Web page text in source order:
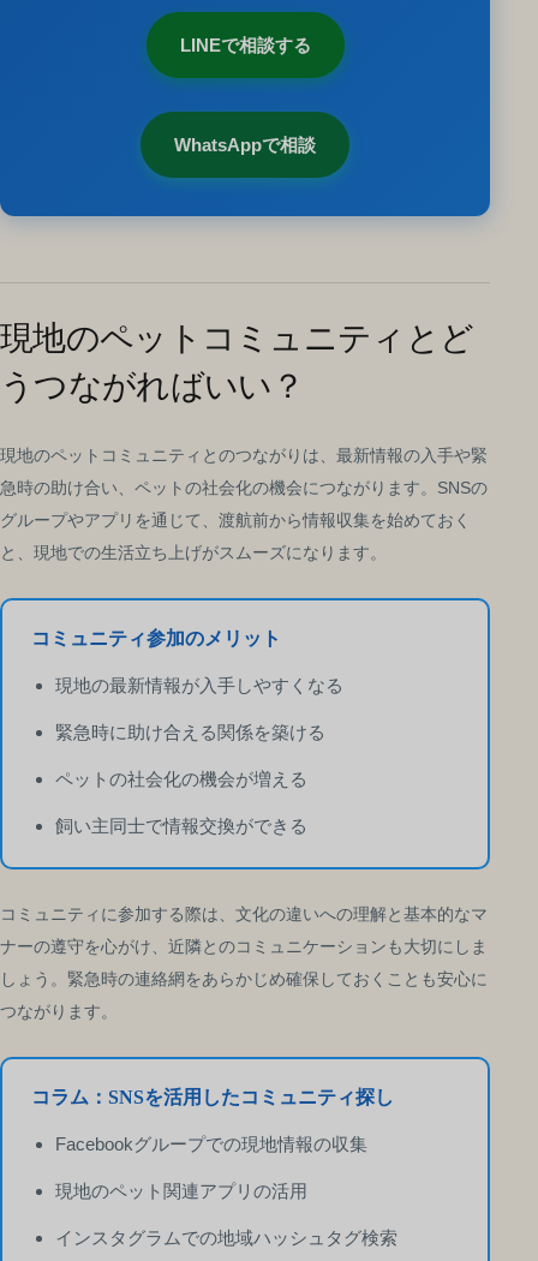
LINEで相談する
WhatsAppで相談
現地のペットコミュニティとど
うつながればいい？
現地のペットコミュニティとのつながりは、最新情報の入手や緊
急時の助け合い、ペットの社会化の機会につながります。SNSの
グループやアプリを通じて、渡航前から情報収集を始めておく
と、現地での生活立ち上げがスムーズになります。
コミュニティ参加のメリット
現地の最新情報が入手しやすくなる
緊急時に助け合える関係を築ける
ペットの社会化の機会が増える
飼い主同士で情報交換ができる
コミュニティに参加する際は、文化の違いへの理解と基本的なマ
ナーの遵守を心がけ、近隣とのコミュニケーションも大切にしま
しょう。緊急時の連絡網をあらかじめ確保しておくことも安心に
つながります。
コラム：SNSを活用したコミュニティ探し
Facebookグループでの現地情報の収集
現地のペット関連アプリの活用
インスタグラムでの地域ハッシュタグ検索